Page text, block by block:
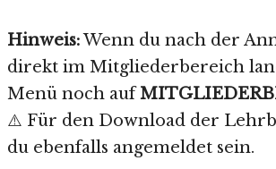
Hinweis:Wenn du nach der
direkt im Mitgliederbereich
Menü noch auf
⚠️ Für den Download der
du ebenfalls angemeldet sein.